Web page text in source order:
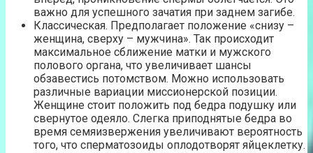
важно для успешного зачатия при заднем загибе.
Классическая. Предполагает положение «снизу –
женщина, сверху – мужчина». Так происходит
максимальное сближение матки и мужского
полового органа, что увеличивает шансы
обзавестись потомством. Можно использовать
различные вариации миссионерской позиции.
Женщине стоит положить под бедра подушку или
свернутое одеяло. Слегка приподнятые бедра во
время семяизвержения увеличивают вероятность
того, что сперматозоиды оплодотворят яйцеклетку.